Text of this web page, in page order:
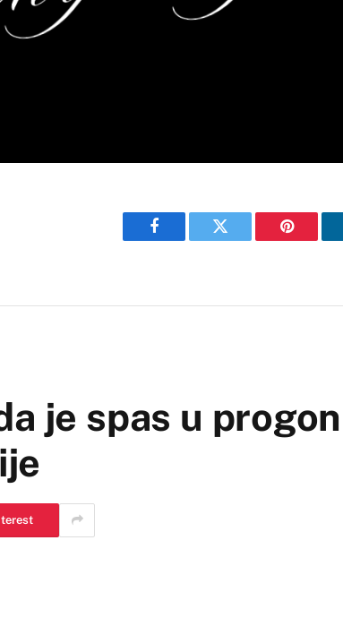
Facebook Twitter Pinterest
je spas u